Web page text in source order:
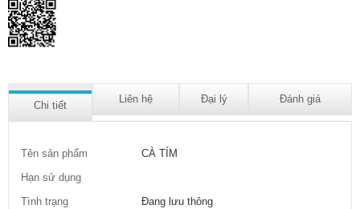
Chi tiết
Liên hệ Đại lý Đánh giá
Tên sản phẩm
CÀ TÍM
Hạn sử dụng
Tình trạng
Đang lưu thông